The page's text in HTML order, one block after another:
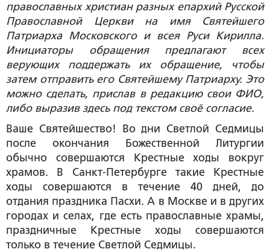
православных христиан разных епархий Русской
Православной Церкви на имя Святейшего
Патриарха Московского и всея Руси Кирилла.
Инициаторы обращения предлагают всех
верующих поддержать их обращение, чтобы
затем отправить его Святейшему Патриарху. Это
можно сделать, прислав в редакцию свои ФИО,
либо выразив здесь под текстом своё согласие.
Ваше Святейшество! Во дни Светлой Седмицы
после окончания Божественной Литургии
обычно совершаются Крестные ходы вокруг
храмов. В Санкт-Петербурге такие Крестные
ходы совершаются в течение 40 дней, до
отдания праздника Пасхи. А в Москве и в других
городах и селах, где есть православные храмы,
праздничные Крестные ходы совершаются
только в течение Светлой Седмицы.